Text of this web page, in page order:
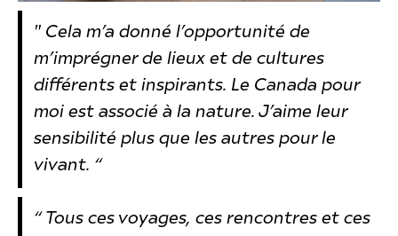
" Cela m’a donné l’opportunité de
m’imprégner de lieux et de cultures
différents et inspirants. Le Canada pour
moi est associé à la nature. J’aime leur
sensibilité plus que les autres pour le
vivant. “
“ Tous ces voyages, ces rencontres et ces